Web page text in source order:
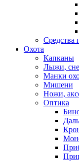
Средства
Охота
Капканы
Лыжи,
Манки
Мишени
Ножи,
Оптика